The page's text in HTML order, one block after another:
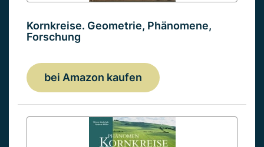
Kornkreise. Geometrie, Phänomene,
Forschung
bei Amazon kaufen